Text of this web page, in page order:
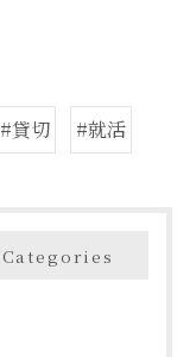
#貸切 #就活
Categories